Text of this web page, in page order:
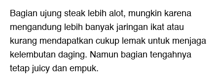
Bagian ujung steak lebih alot, mungkin karena
mengandung lebih banyak jaringan ikat atau
kurang mendapatkan cukup lemak untuk menjaga
kelembutan daging. Namun bagian tengahnya
tetap juicy dan empuk.